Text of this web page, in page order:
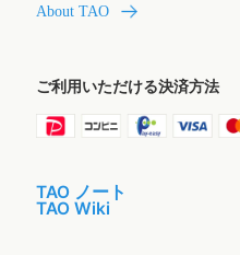
About TAO
ご利用いただける決済方法
TAO ノート
TAO Wiki